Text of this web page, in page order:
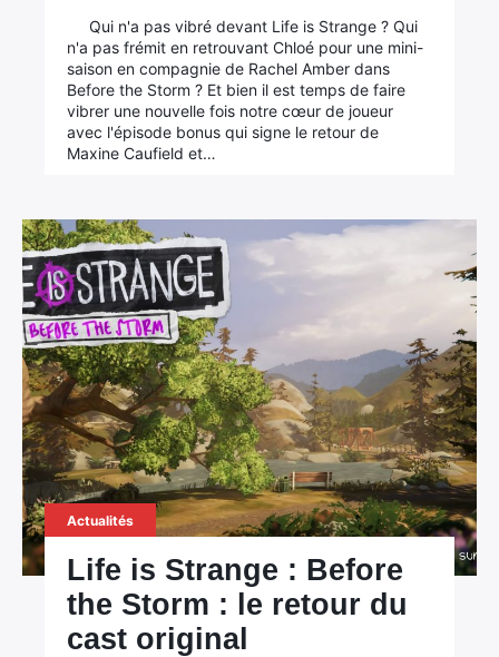
Qui n'a pas vibré devant Life is Strange ? Qui
n'a pas frémit en retrouvant Chloé pour une mini-
saison en compagnie de Rachel Amber dans
Before the Storm ? Et bien il est temps de faire
vibrer une nouvelle fois notre cœur de joueur
avec l'épisode bonus qui signe le retour de
Maxine Caufield et…
Actualités
Life is Strange : Before
the Storm : le retour du
cast original